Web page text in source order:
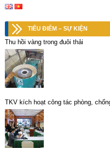
TIÊU ĐIỂM – SỰ KIỆN
Thu hồi vàng trong đuôi thải
TKV kích hoạt công tác phòng,